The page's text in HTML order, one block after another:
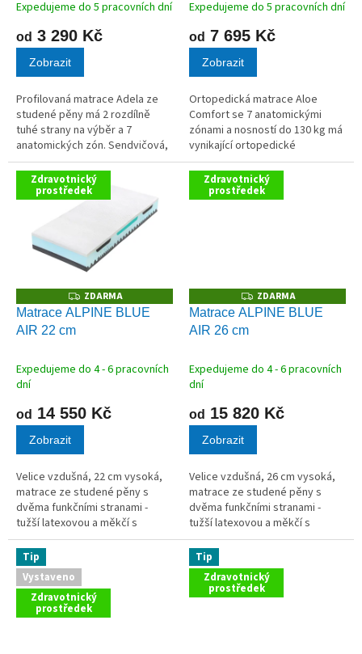
Expedujeme do 5 pracovních dní
od 3 290 Kč
Zobrazit
Profilovaná matrace Adela ze
studené pěny má 2 rozdílně
tuhé strany na výběr a 7
anatomických zón. Sendvičová,
pružná, pohodlná matrace s
nosností 120 kg a výškou 10 cm.
Expedujeme do 5 pracovních dní
od 7 695 Kč
Zobrazit
Ortopedická matrace Aloe
Comfort se 7 anatomickými
zónami a nosností do 130 kg má
vynikající ortopedické
vlastnosti. Silná vrstva kvalitní
viscoelastické pěny zajistí
dokonalé vnoření těla do
Zdravotnický
prostředek
Z
D
A
ZDARMA
Matrace ALPINE BLUE
AIR 22 cm
Expedujeme do 4 - 6 pracovních
dní
od 14 550 Kč
Zobrazit
Velice vzdušná, 22 cm vysoká,
matrace ze studené pěny s
dvěma funkčními stranami -
tužší latexovou a měkčí s
paměťovou pěnou.
Zdravotnický
prostředek
Z
D
A
ZDARMA
Matrace ALPINE BLUE
AIR 26 cm
Expedujeme do 4 - 6 pracovních
dní
od 15 820 Kč
Zobrazit
Velice vzdušná, 26 cm vysoká,
matrace ze studené pěny s
dvěma funkčními stranami -
tužší latexovou a měkčí s
paměťovou pěnou.
Tip
Vystaveno
Zdravotnický
prostředek
Tip
Zdravotnický
prostředek